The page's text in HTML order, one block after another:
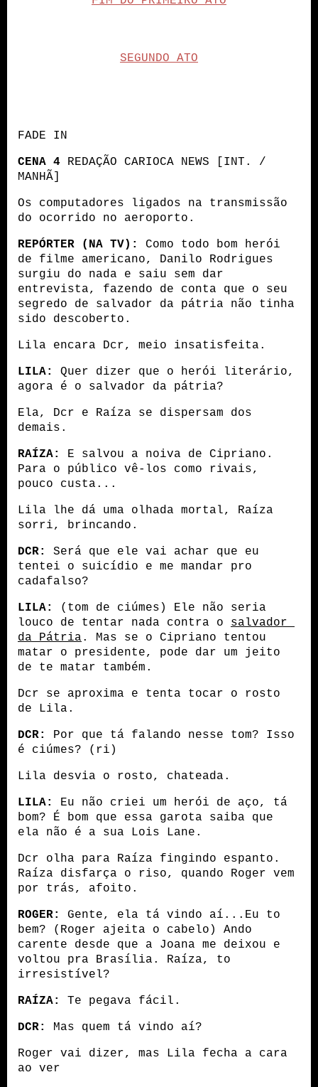
SEGUNDO ATO
FADE IN
CENA 4 REDAÇÃO CARIOCA NEWS [INT. /
MANHÃ]
Os computadores ligados na transmissão
do ocorrido no aeroporto.
REPÓRTER (NA TV):
Como todo bom herói
de filme americano, Danilo Rodrigues
surgiu do nada e saiu sem dar
entrevista, fazendo de conta que o seu
segredo de salvador da pátria não tinha
sido descoberto.
Lila encara Dcr, meio insatisfeita.
LILA:
Quer dizer que o herói literário,
agora é o salvador da pátria?
Ela, Dcr e Raíza se dispersam dos
demais.
RAÍZA:
E salvou a noiva de Cipriano.
Para o público vê-los como rivais,
pouco custa...
Lila lhe dá uma olhada mortal, Raíza
sorri, brincando.
DCR:
Será que ele vai achar que eu
tentei o suicídio e me mandar pro
cadafalso?
LILA:
(tom de ciúmes) Ele não seria
louco de tentar nada contra o salvador
da Pátria . Mas se o Cipriano tentou
matar o presidente, pode dar um jeito
de te matar também.
Dcr se aproxima e tenta tocar o rosto
de Lila.
DCR:
Por que tá falando nesse tom? Isso
é ciúmes? (ri)
Lila desvia o rosto, chateada.
LILA:
Eu não criei um herói de aço, tá
bom? É bom que essa garota saiba que
ela não é a sua Lois Lane.
Dcr olha para Raíza fingindo espanto.
Raíza disfarça o riso, quando Roger vem
por trás, afoito.
ROGER:
Gente, ela tá vindo aí...Eu to
bem? (Roger ajeita o cabelo) Ando
carente desde que a Joana me deixou e
voltou pra Brasília. Raíza, to
irresistível?
RAÍZA: Te pegava fácil.
DCR: Mas quem tá vindo aí?
Roger vai dizer, mas Lila fecha a cara
ao ver